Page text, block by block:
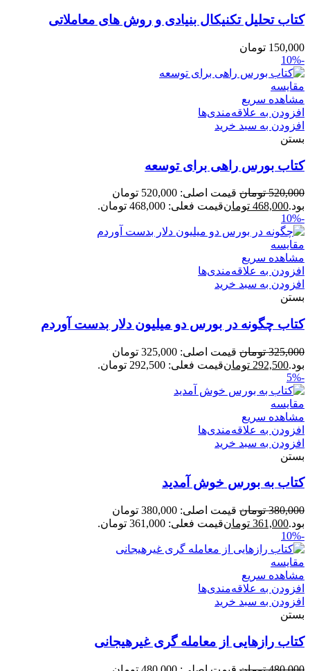
کتاب تحلیل تکنیکال بنیادی و روش های معاملاتی
150,000 تومان
-10%
مقایسه
مشاهده سریع
افزودن به علاقه‌مندی‌ها
افزودن به سبد خرید
بستن
کتاب بورس راهی برای توسعه
520,000 تومان
قیمت اصلی: 520,000 تومان
بود.468,000 تومانقیمت فعلی: 468,000 تومان.
-10%
مقایسه
مشاهده سریع
افزودن به علاقه‌مندی‌ها
افزودن به سبد خرید
بستن
کتاب چگونه در بورس دو میلیون دلار بدست آوردم
325,000 تومان
قیمت اصلی: 325,000 تومان
بود.292,500 تومانقیمت فعلی: 292,500 تومان.
-5%
مقایسه
مشاهده سریع
افزودن به علاقه‌مندی‌ها
افزودن به سبد خرید
بستن
کتاب به بورس خوش آمدید
380,000 تومان
قیمت اصلی: 380,000 تومان
بود.361,000 تومانقیمت فعلی: 361,000 تومان.
-10%
مقایسه
مشاهده سریع
افزودن به علاقه‌مندی‌ها
افزودن به سبد خرید
بستن
کتاب رازهایی از معامله گری غیرهیجانی